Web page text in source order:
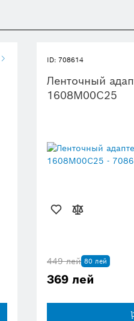
ID: 708614
Ленточный
1608M00C25
449 лей 80 лей
369 лей